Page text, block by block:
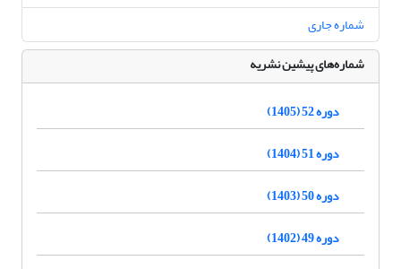
شماره جاری
شماره‌های پیشین نشریه
دوره 52 (1405)
دوره 51 (1404)
دوره 50 (1403)
دوره 49 (1402)